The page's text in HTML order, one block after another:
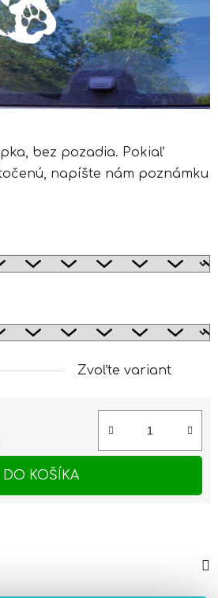
bez pozadia. Pokiaľ
napíšte nám poznámku
Zvoľte variant
DO KOŠÍKA